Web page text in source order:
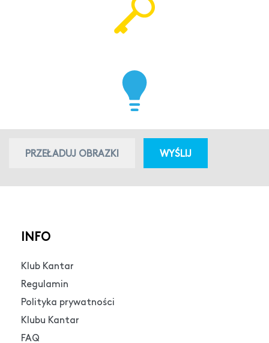
PRZEŁADUJ OBRAZKI WYŚLIJ
INFO
Klub Kantar
Regulamin
Polityka prywatności
Klubu Kantar
FAQ